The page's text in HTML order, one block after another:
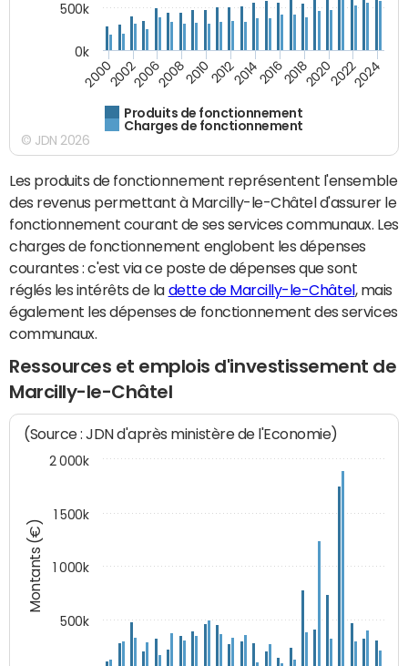
Produits de fonctionnement
Charges de fonctionnement
200020022006200820102012201420162018202020222024
0k
500k
© JDN 2026
Les produits de fonctionnement représentent l'ensemble
des revenus permettant à Marcilly-le-Châtel d'assurer le
fonctionnement courant de ses services communaux. Les
charges de fonctionnement englobent les dépenses
courantes : c'est via ce poste de dépenses que sont
réglés les intérêts de la dette de Marcilly-le-Châtel, mais
également les dépenses de fonctionnement des services
communaux.
Ressources et emplois d'investissement de
Marcilly-le-Châtel
Montants (€)
(Source : JDN d'après ministère de l'Economie)
500k
1 000k
1 500k
2 000k